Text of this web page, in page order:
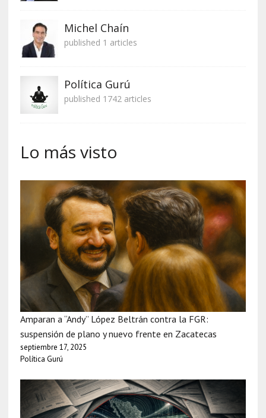
Michel Chaín
published 1 articles
Política Gurú
published 1742 articles
Lo más visto
Amparan a “Andy” López Beltrán contra la FGR:
suspensión de plano y nuevo frente en Zacatecas
septiembre 17, 2025
Política Gurú